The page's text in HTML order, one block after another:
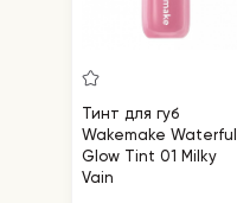
Тинт для губ
Wakemake Waterful
Glow Tint 01 Milky
Vain